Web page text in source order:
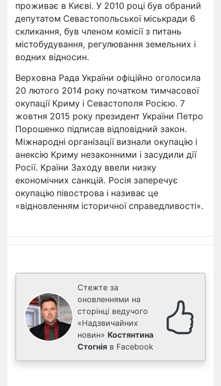
проживає в Києві. У 2010 році був обраний
депутатом Севастопольської міськради 6
скликання, був членом комісії з питань
містобудування, регулювання земельних і
водних відносин.
Верховна Рада України офіційно оголосила
20 лютого 2014 року початком тимчасової
окупації Криму і Севастополя Росією. 7
жовтня 2015 року президент України Петро
Порошенко підписав відповідний закон.
Міжнародні організації визнали окупацію і
анексію Криму незаконними і засудили дії
Росії. Країни Заходу ввели низку
економічних санкцій. Росія заперечує
окупацію півострова і називає це
«відновленням історичної справедливості».
Стежте за
оновленнями на
сторінці ведучого
«Надзвичайних
новин» Костянтина
Стогнія в Facebook